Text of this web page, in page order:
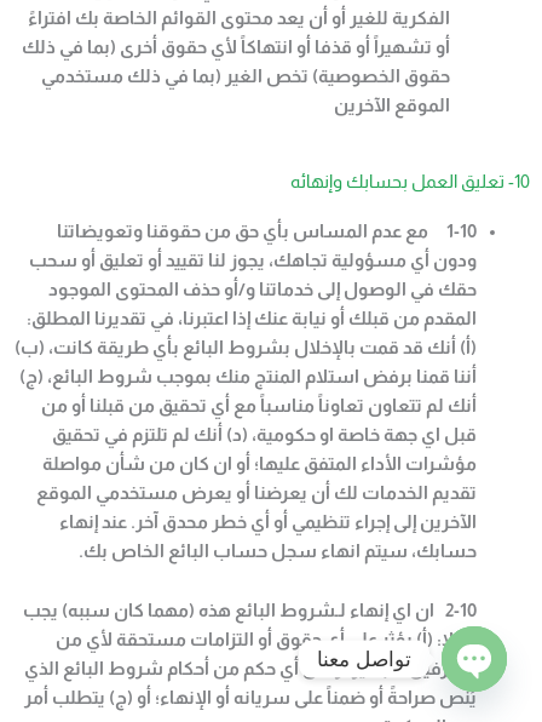
الفكرية للغير أو أن يعد محتوى القوائم الخاصة بك افتراءً
أو تشهيراً أو قذفا أو انتهاكاً لأي حقوق أخرى (بما في ذلك
حقوق الخصوصية) تخص الغير (بما في ذلك مستخدمي
الموقع الآخرين
10- تعليق العمل بحسابك وإنهائه
1-10
مع عدم المساس بأي حق من حقوقنا وتعويضاتنا
ودون أي مسؤولية تجاهك، يجوز لنا تقييد أو تعليق أو سحب
حقك في الوصول إلى خدماتنا و/أو حذف المحتوى الموجود
المقدم من قبلك أو نيابة عنك إذا اعتبرنا، في تقديرنا المطلق:
(أ) أنك قد قمت بالإخلال بشروط البائع بأي طريقة كانت، (ب)
أننا قمنا برفض استلام المنتج منك بموجب شروط البائع، (ج)
أنك لم تتعاون تعاوناً مناسباً مع أي تحقيق من قبلنا أو من
قبل اي جهة خاصة او حكومية، (د) أنك لم تلتزم في تحقيق
مؤشرات الأداء المتفق عليها؛ أو ان كان من شأن مواصلة
تقديم الخدمات لك أن يعرضنا أو يعرض مستخدمي الموقع
الآخرين إلى إجراء تنظيمي أو أي خطر محدق آخر. عند إنهاء
حسابك، سيتم انهاء سجل حساب البائع الخاص بك.
2-10
ان اي إنهاء لـشروط البائع هذه (مهما كان سببه) يجب
أن لا: (أ) يؤثر على أي حقوق أو التزامات مستحقة لأي من
الطرفين، (ب) يؤثر على أي حكم من أحكام شروط البائع الذي
يُنص صراحةً أو ضمناً على سريانه أو الإنهاء؛ أو (ج) يتطلب أمر
تواصل معنا
Open
chaty